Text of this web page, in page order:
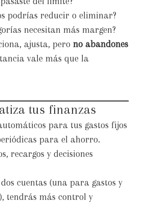
podrías reducir o eliminar?
necesitan más margen?
ajusta, pero no abandones
vale más que la
tus finanzas
para tus gastos fijos
para el ahorro.
recargos y decisiones
cuentas (una para gastos y
tendrás más control y